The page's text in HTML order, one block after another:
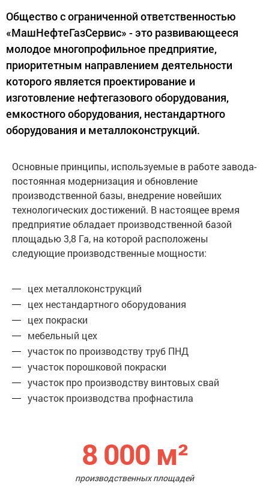
Общество с ограниченной ответственностью
«МашНефтеГазСервис» - это развивающееся
молодое многопрофильное предприятие,
приоритетным направлением деятельности
которого является проектирование и
изготовление нефтегазового оборудования,
емкостного оборудования, нестандартного
оборудования и металлоконструкций.
Основные принципы, используемые в работе завода-
постоянная модернизация и обновление
производственной базы, внедрение новейших
технологических достижений. В настоящее время
предприятие обладает производственной базой
площадью 3,8 Га, на которой расположены
следующие производственные мощности:
цех металлоконструкций
цех нестандартного оборудования
цех покраски
мебельный цех
участок по производству труб ПНД
участок порошковой покраски
участок про производству винтовых свай
участок производства профнастила
8 000 м²
производственных площадей